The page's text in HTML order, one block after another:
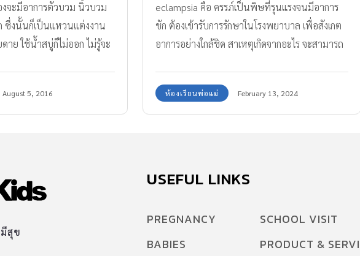
จะมีอาการตัวบวม นิ้วบวม
ซึ่งนั้นก็เป็นแหวนแต่งงาน
าย ใช้น้ำสบู่ก็ไม่ออก ไม่รู้จะ
August 5, 2016
eclampsia คือ ครรภ์เป็นพิษที่รุนแรงจนมีอาการ
ชัก ต้องเข้ารับการรักษาในโรงพยาบาล เพื่อสังเกต
อาการอย่างใกล้ชิด สาเหตุเกิดจากอะไร จะสามารถ
การเกิดครรภ์เป็นพิษยังไม่เป็นที่ทราบแน่ชัด อาจ
เกิดจากความผิดปกติของระบบภูมิคุ้มกันหรือ
โปรตีนบางตัวที่สร้างขึ้นระหว่างการตั้งครรภ์ ทำให้
ตายของเนื้อรกบางส่วนและมีการปล่อยสารที่ส่งผล
ห้องเรียนพ่อแม่ February 13, 2024
สุข
USEFUL LINKS
PREGNANCY
BABIES
SCHOOL VISIT
PRODUCT &